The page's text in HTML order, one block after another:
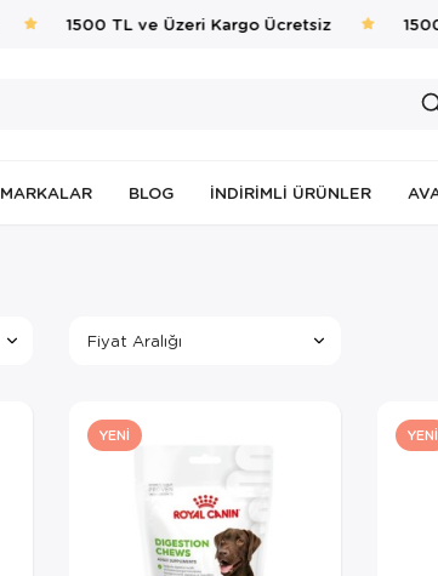
1500 TL ve Üzeri Kargo Ücretsiz 1500
MARKALAR BLOG İNDIRIMLI ÜRÜNLER
Fiyat Aralığı
YENI YENI